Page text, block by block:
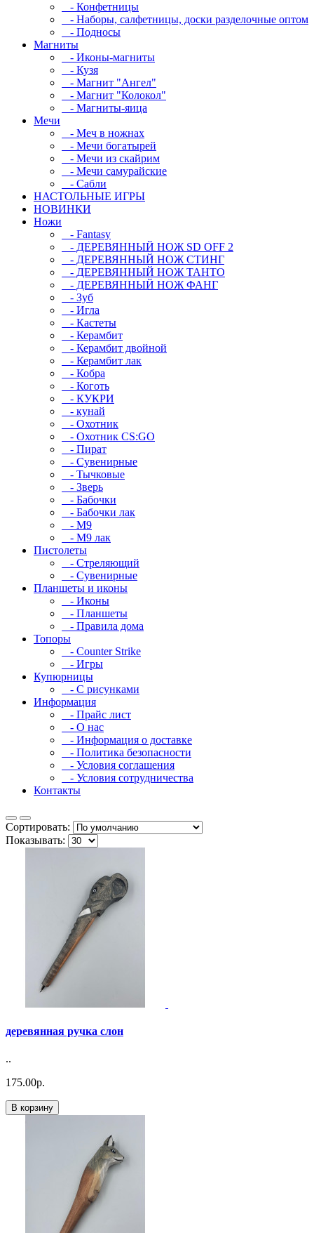
- Конфетницы
- Наборы, салфетницы, доски разделочные оптом
- Подносы
Магниты
- Иконы-магниты
- Кузя
- Магнит "Ангел"
- Магнит "Колокол"
- Магниты-яица
Мечи
- Меч в ножнах
- Мечи богатырей
- Мечи из скайрим
- Мечи самурайские
- Сабли
НАСТОЛЬНЫЕ ИГРЫ
НОВИНКИ
Ножи
- Fantasy
- ДЕРЕВЯННЫЙ НОЖ SD OFF 2
- ДЕРЕВЯННЫЙ НОЖ СТИНГ
- ДЕРЕВЯННЫЙ НОЖ ТАНТО
- ДЕРЕВЯННЫЙ НОЖ ФАНГ
- Зуб
- Игла
- Кастеты
- Керамбит
- Керамбит двойной
- Керамбит лак
- Кобра
- Коготь
- КУКРИ
- кунай
- Охотник
- Охотник CS:GO
- Пират
- Сувенирные
- Тычковые
- Зверь
- Бабочки
- Бабочки лак
- М9
- M9 лак
Пистолеты
- Стреляющий
- Сувенирные
Планшеты и иконы
- Иконы
- Планшеты
- Правила дома
Топоры
- Counter Strike
- Игры
Купюрницы
- С рисунками
Информация
- Прайс лист
- О нас
- Информация о доставке
- Политика безопасности
- Условия соглашения
- Условия сотрудничества
Контакты
Сортировать:
Показывать:
деревянная ручка слон
..
175.00р.
В корзину